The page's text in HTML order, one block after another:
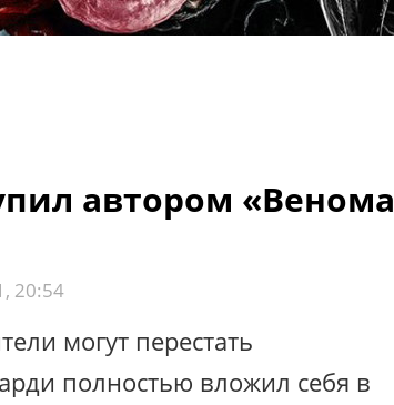
автором «Венома
20:54
могут перестать
полностью вложил себя в